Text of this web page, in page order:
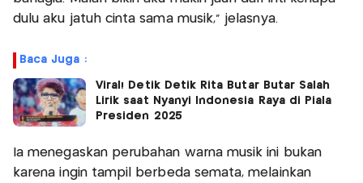
dulu aku jatuh cinta sama musik,” jelasnya.
Baca Juga :
Viral! Detik Detik Rita Butar Butar Salah
Lirik saat Nyanyi Indonesia Raya di Piala
Presiden 2025
Ia menegaskan perubahan warna musik ini bukan
karena ingin tampil berbeda semata, melainkan